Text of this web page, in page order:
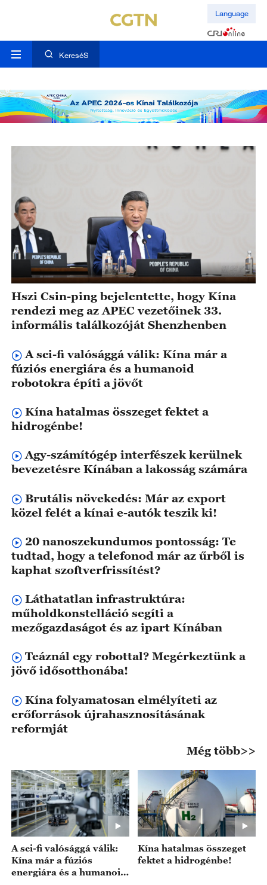
Language
KereséS
Hszi Csin-ping bejelentette, hogy Kína
rendezi meg az APEC vezetőinek 33.
informális találkozóját Shenzhenben
A sci-fi valósággá válik: Kína már a
fúziós energiára és a humanoid
robotokra építi a jövőt
Kína hatalmas összeget fektet a
hidrogénbe!
Agy-számítógép interfészek kerülnek
bevezetésre Kínában a lakosság számára
Brutális növekedés: Már az export
közel felét a kínai e-autók teszik ki!
20 nanoszekundumos pontosság: Te
tudtad, hogy a telefonod már az űrből is
kaphat szoftverfrissítést?
Láthatatlan infrastruktúra:
műholdkonstelláció segíti a
mezőgazdaságot és az ipart Kínában
Teáznál egy robottal? Megérkeztünk a
jövő idősotthonába!
Kína folyamatosan elmélyíteti az
erőforrások újrahasznosításának
reformját
Még több>>
A sci-fi valósággá válik:
Kína már a fúziós
energiára és a humanoid
Kína hatalmas összeget
fektet a hidrogénbe!